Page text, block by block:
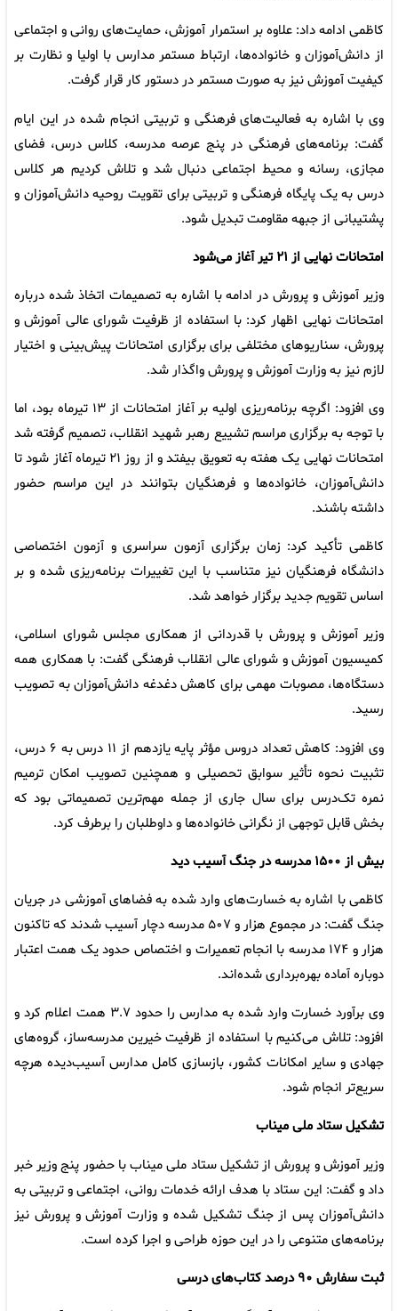
کاظمی ادامه داد: علاوه بر استمرار آموزش، حمایت‌های روانی و اجتماعی
از دانش‌آموزان و خانواده‌ها، ارتباط مستمر مدارس با اولیا و نظارت بر
کیفیت آموزش نیز به صورت مستمر در دستور کار قرار گرفت.
وی با اشاره به فعالیت‌های فرهنگی و تربیتی انجام شده در این ایام
گفت: برنامه‌های فرهنگی در پنج عرصه مدرسه، کلاس درس، فضای
مجازی، رسانه و محیط اجتماعی دنبال شد و تلاش کردیم هر کلاس
درس به یک پایگاه فرهنگی و تربیتی برای تقویت روحیه دانش‌آموزان و
پشتیبانی از جبهه مقاومت تبدیل شود.
امتحانات نهایی از ۲۱ تیر آغاز می‌شود
وزیر آموزش و پرورش در ادامه با اشاره به تصمیمات اتخاذ شده درباره
امتحانات نهایی اظهار کرد: با استفاده از ظرفیت شورای عالی آموزش و
پرورش، سناریوهای مختلفی برای برگزاری امتحانات پیش‌بینی و اختیار
لازم نیز به وزارت آموزش و پرورش واگذار شد.
وی افزود: اگرچه برنامه‌ریزی اولیه بر آغاز امتحانات از ۱۳ تیرماه بود، اما
با توجه به برگزاری مراسم تشییع رهبر شهید انقلاب، تصمیم گرفته شد
امتحانات نهایی یک هفته به تعویق بیفتد و از روز ۲۱ تیرماه آغاز شود تا
دانش‌آموزان، خانواده‌ها و فرهنگیان بتوانند در این مراسم حضور
داشته باشند.
کاظمی تأکید کرد: زمان برگزاری آزمون سراسری و آزمون اختصاصی
دانشگاه فرهنگیان نیز متناسب با این تغییرات برنامه‌ریزی شده و بر
اساس تقویم جدید برگزار خواهد شد.
وزیر آموزش و پرورش با قدردانی از همکاری مجلس شورای اسلامی،
کمیسیون آموزش و شورای عالی انقلاب فرهنگی گفت: با همکاری همه
دستگاه‌ها، مصوبات مهمی برای کاهش دغدغه دانش‌آموزان به تصویب
رسید.
وی افزود: کاهش تعداد دروس مؤثر پایه یازدهم از ۱۱ درس به ۶ درس،
تثبیت نحوه تأثیر سوابق تحصیلی و همچنین تصویب امکان ترمیم
نمره تک‌درس برای سال جاری از جمله مهم‌ترین تصمیماتی بود که
بخش قابل توجهی از نگرانی خانواده‌ها و داوطلبان را برطرف کرد.
بیش از ۱۵۰۰ مدرسه در جنگ آسیب دید
کاظمی با اشاره به خسارت‌های وارد شده به فضاهای آموزشی در جریان
جنگ گفت: در مجموع هزار و ۵۰۷ مدرسه دچار آسیب شدند که تاکنون
هزار و ۱۷۴ مدرسه با انجام تعمیرات و اختصاص حدود یک همت اعتبار
دوباره آماده بهره‌برداری شده‌اند.
وی برآورد خسارت وارد شده به مدارس را حدود ۳.۷ همت اعلام کرد و
افزود: تلاش می‌کنیم با استفاده از ظرفیت خیرین مدرسه‌ساز، گروه‌های
جهادی و سایر امکانات کشور، بازسازی کامل مدارس آسیب‌دیده هرچه
سریع‌تر انجام شود.
تشکیل ستاد ملی میناب
وزیر آموزش و پرورش از تشکیل ستاد ملی میناب با حضور پنج وزیر خبر
داد و گفت: این ستاد با هدف ارائه خدمات روانی، اجتماعی و تربیتی به
دانش‌آموزان پس از جنگ تشکیل شده و وزارت آموزش و پرورش نیز
برنامه‌های متنوعی را در این حوزه طراحی و اجرا کرده است.
ثبت سفارش ۹۰ درصد کتاب‌های درسی